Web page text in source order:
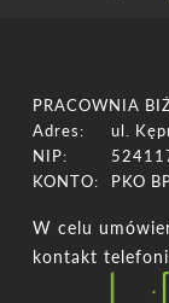
PRACOWNIA
Adres:
ul.
NIP:
KONTO:
PKO
W celu
kontakt